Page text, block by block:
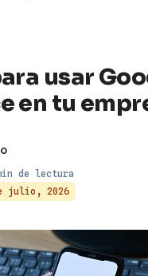
usar
en tu
de lectura
julio, 2026